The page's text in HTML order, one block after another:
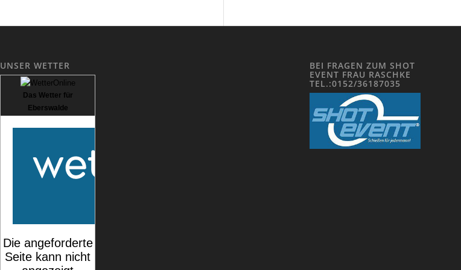
UNSER WETTER
Das Wetter für
Eberswalde
BEI FRAGEN ZUM SHOT
EVENT FRAU RASCHKE
TEL.:0152/36187035